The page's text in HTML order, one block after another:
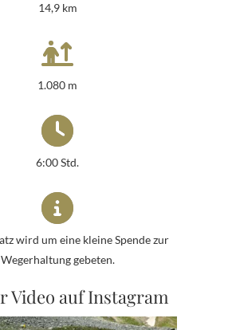
14,9 km
1.080 m
6:00 Std.
wird um eine kleine Spende zur
Wegerhaltung gebeten.
Video auf Instagram